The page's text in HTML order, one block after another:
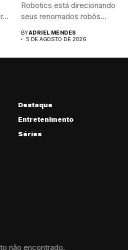
Robotics está direcionando
seus renomados robôs
BYADRIEL MENDES
5 DE AGOSTO DE 2026
Destaque
Entretenimento
Séries
não encontrado.